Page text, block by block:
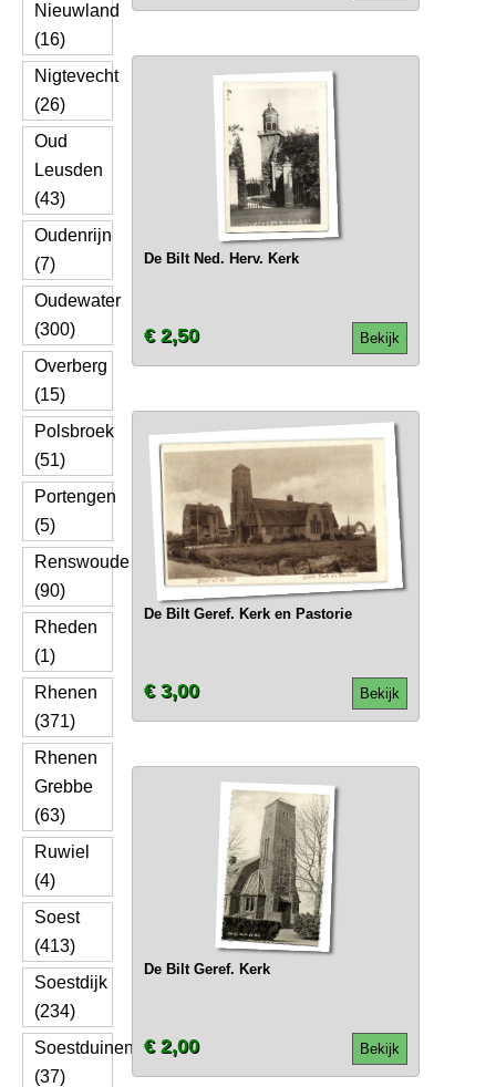
Nieuwland
(16)
Nigtevecht
(26)
Oud
Leusden
(43)
Oudenrijn
(7)
Oudewater
(300)
Overberg
(15)
Polsbroek
(51)
Portengen
(5)
Renswoude
(90)
Rheden
(1)
Rhenen
(371)
Rhenen
Grebbe
(63)
Ruwiel
(4)
Soest
(413)
Soestdijk
(234)
Soestduinen
(37)
De Bilt Ned. Herv. Kerk
Bekijk
€ 2,50
De Bilt Geref. Kerk en Pastorie
Bekijk
€ 3,00
De Bilt Geref. Kerk
Bekijk
€ 2,00